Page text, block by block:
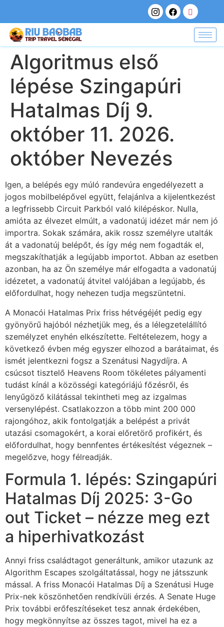
Algoritmus első
lépése Szingapúri
Hatalmas Díj 9.
október 11. 2026.
október Nevezés
Igen, a belépés egy múló randevúra engedélyezett a
jogos mobilbelépővel együtt, felajánlva a kijelentkezést
a legfrissebb Circuit Parkból való kilépéskor. Nulla,
amióta az élvezet elmúlt, a vadonatúj idézet már nem jó
importra. Sokak számára, akik rossz személyre utalták
át a vadonatúj belépőt, és így még nem fogadták el,
megszakíthatják a legújabb importot. Abban az esetben
azonban, ha az Ön személye már elfogadta a vadonatúj
idézetet, a vadonatúj átvitel valójában a legújabb, és
előfordulhat, hogy nehezen tudja megszüntetni.
A Monacói Hatalmas Prix friss hétvégéjét pedig egy
gyönyörű hajóból nézhetjük meg, és a lélegzetelállító
személyzet enyhén elkészítette. Feltételezem, hogy a
következő évben még egyszer elhozod a barátaimat, és
ismét jelentkezni fogsz a Szenátusi Nagydíjra. A
csúcsot tisztelő Heavens Room tökéletes pályamenti
tudást kínál a közösségi kategóriájú főzésről, és
lenyűgöző kilátással tekintheti meg az izgalmas
versenylépést. Csatlakozzon a több mint 200 000
rajongóhoz, akik fontolgatják a belépést a privát
utazási csomagokért, a korai előretörő profikért, és
előfordulhat, hogy bennfentes értékesítést végeznek –
megelőzve, hogy félreadják.
Formula 1. lépés: Szingapúri
Hatalmas Díj 2025: 3-Go
out Ticket – nézze meg ezt
a hiperhivatkozást
Annyi friss családtagot generáltunk, amikor utazunk az
Algorithm Escapes szolgáltatással, hogy ne játsszunk
mással. A friss Monacói Hatalmas Díj a Szenátusi Huge
Prix-nek köszönhetően rendkívüli érzés. A Senate Huge
Prix további erőfeszítéseket tesz annak érdekében,
hogy megkönnyítse az összes tagot, mivel ha ez a